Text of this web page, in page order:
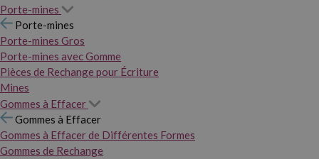
Porte-mines
Porte-mines
Porte-mines Gros
Porte-mines avec Gomme
Pièces de Rechange pour Écriture
Mines
Gommes à Effacer
Gommes à Effacer
Gommes à Effacer de Différentes Formes
Gommes de Rechange